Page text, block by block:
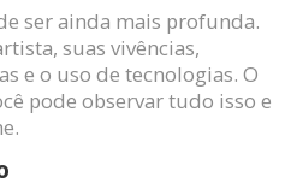
ser ainda mais profunda.
suas vivências,
e o uso de tecnologias. O
pode observar tudo isso e